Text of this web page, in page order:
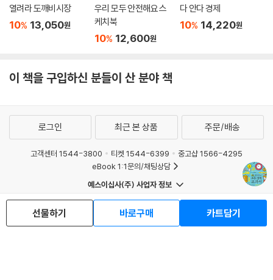
열려라 도깨비시장
10% 13,050원
우리 모두 안전해요 스
케치북
10% 12,600원
다 안다 경제
10% 14,220원
이 책을 구입하신 분들이 산 분야 책
선물하기 바로구매 카트담기
로그인 최근 본 상품 주문/배송
고객센터 1544-3800 티켓 1544-6399
중고샵 1566-4295
eBook 1:1문의/채팅상담
예스이십사(주) 사업자 정보
이용약관
개인정보처리방침
청소년보호정책
회사소개
거래처관계자께
도서홍보
광고